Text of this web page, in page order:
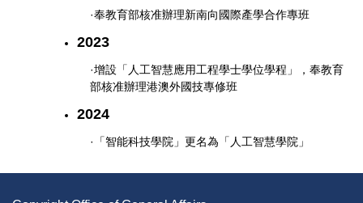
·奉教育部核准辦理新南向國際產學合作專班
2023
·增設「人工智慧應用工程學士學位學程」，奉教育
部核准辦理港澳外國技專修班
2024
·「智能科技學院」更名為「人工智慧學院」